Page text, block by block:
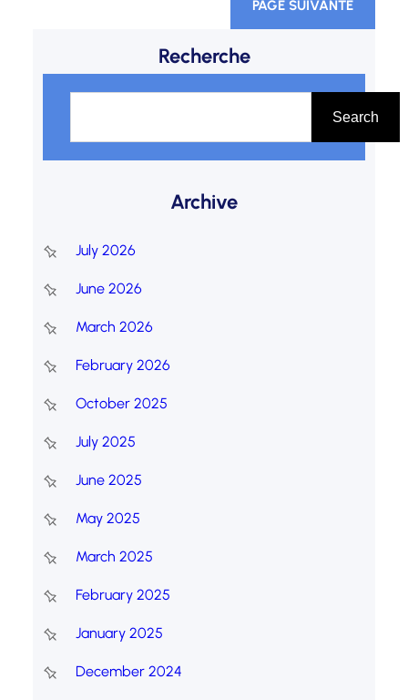
PAGE SUIVANTE
Recherche
Search
Archive
July 2026
June 2026
March 2026
February 2026
October 2025
July 2025
June 2025
May 2025
March 2025
February 2025
January 2025
December 2024